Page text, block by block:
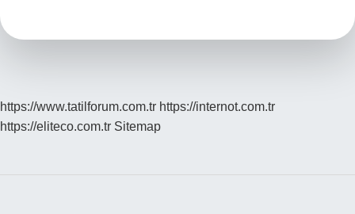
https://www.tatilforum.com.tr https://internot.com.tr
https://eliteco.com.tr Sitemap